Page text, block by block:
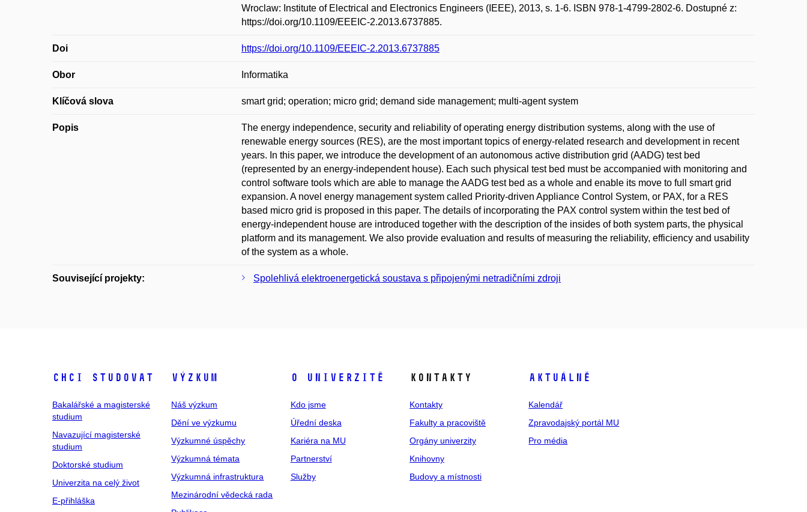
Wroclaw: Institute of Electrical and Electronics Engineers (IEEE), 2013, s. 1-6. ISBN 978-1-4799-2802-6. Dostupné z:
https://doi.org/10.1109/EEEIC-2.2013.6737885.
Doi https://doi.org/10.1109/EEEIC-2.2013.6737885
Obor Informatika
Klíčová slova smart grid; operation; micro grid; demand side management; multi-agent system
Popis
The energy independence, security and reliability of operating energy distribution systems, along with the use of
renewable energy sources (RES), are the most important topics of energy-related research and development in recent
years. In this paper, we introduce the development of an autonomous active distribution grid (AADG) test bed
(represented by an energy-independent house). Each such physical test bed must be accompanied with monitoring and
control software tools which are able to manage the AADG test bed as a whole and enable its move to full smart grid
expansion. A novel energy management system called Priority-driven Appliance Control System, or PAX, for a RES
based micro grid is proposed in this paper. The details of incorporating the PAX control system within the test bed of
energy-independent house are introduced together with the description of the insides of both system parts, the physical
platform and its management. We also provide evaluation and results of measuring the reliability, efficiency and usability
of the system as a whole.
Související projekty: Spolehlivá elektroenergetická soustava s připojenými netradičními zdroji
Chci studovat
Bakalářské a magisterské
studium
Navazující magisterské
studium
Doktorské studium
Univerzita na celý život
E-přihláška
Výzkum
Náš výzkum
Dění ve výzkumu
Výzkumné úspěchy
Výzkumná témata
Výzkumná infrastruktura
Mezinárodní vědecká rada
O univerzitě
Kdo jsme
Úřední deska
Kariéra na MU
Partnerství
Služby
Kontakty
Kontakty
Fakulty a pracoviště
Orgány univerzity
Knihovny
Budovy a místnosti
Aktuálně
Kalendář
Zpravodajský portál MU
Pro média